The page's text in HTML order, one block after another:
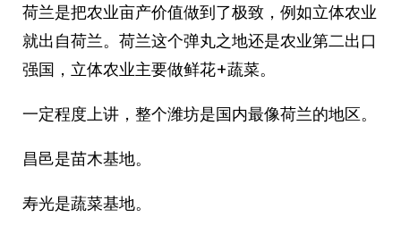
荷兰是把农业亩产价值做到了极致，例如立体农业
就出自荷兰。荷兰这个弹丸之地还是农业第二出口
强国，立体农业主要做鲜花+蔬菜。
一定程度上讲，整个潍坊是国内最像荷兰的地区。
昌邑是苗木基地。
寿光是蔬菜基地。